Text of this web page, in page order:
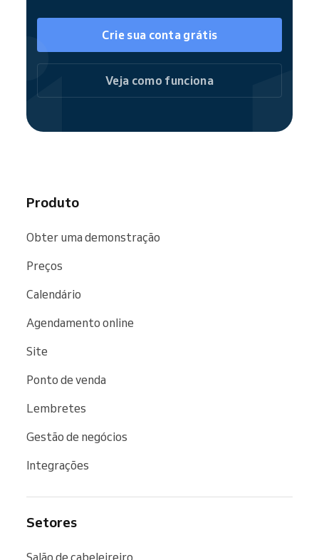
Crie sua conta grátis
Veja como funciona
Produto
Obter uma demonstração
Preços
Calendário
Agendamento online
Site
Ponto de venda
Lembretes
Gestão de negócios
Integrações
Setores